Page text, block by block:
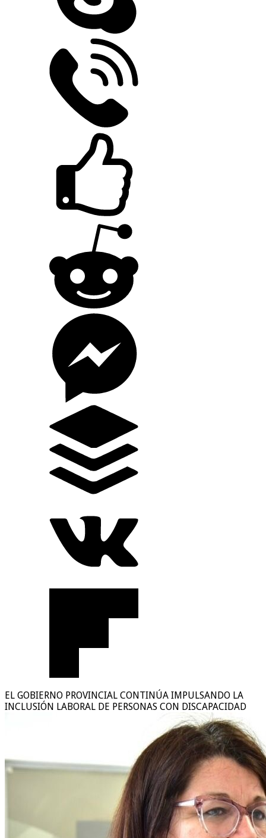
EL GOBIERNO PROVINCIAL CONTINÚA IMPULSANDO LA
INCLUSIÓN LABORAL DE PERSONAS CON DISCAPACIDAD